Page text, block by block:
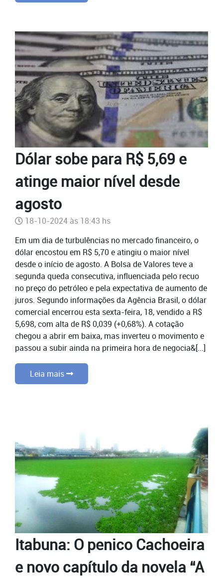
Dólar sobe para R$ 5,69 e
atinge maior nível desde
agosto
18-10-2024 às 18:43 hs
Em um dia de turbulências no mercado financeiro, o
dólar encostou em R$ 5,70 e atingiu o maior nível
desde o início de agosto. A Bolsa de Valores teve a
segunda queda consecutiva, influenciada pelo recuo
no preço do petróleo e pela expectativa de aumento de
juros. Segundo informações da Agência Brasil, o dólar
comercial encerrou esta sexta-feira, 18, vendido a R$
5,698, com alta de R$ 0,039 (+0,68%). A cotação
chegou a abrir em baixa, mas inverteu o movimento e
passou a subir ainda na primeira hora de negocia&[...]
Leia mais
Itabuna: O penico Cachoeira
e novo capítulo da novela “A